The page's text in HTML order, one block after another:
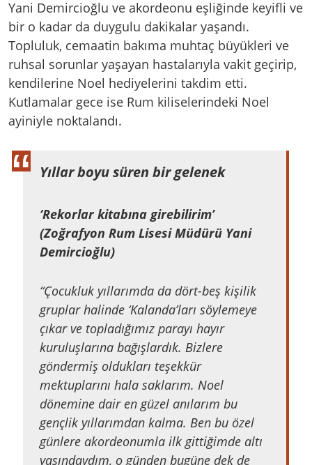
Yani Demircioğlu ve akordeonu eşliğinde keyifli ve
bir o kadar da duygulu dakikalar yaşandı.
Topluluk, cemaatin bakıma muhtaç büyükleri ve
ruhsal sorunlar yaşayan hastalarıyla vakit geçirip,
kendilerine Noel hediyelerini takdim etti.
Kutlamalar gece ise Rum kiliselerindeki Noel
ayiniyle noktalandı.
Yıllar boyu süren bir gelenek
‘Rekorlar kitabına girebilirim’
(Zoğrafyon Rum Lisesi Müdürü Yani
Demircioğlu)
“Çocukluk yıllarımda da dört-beş kişilik
gruplar halinde ‘Kalanda’ları söylemeye
çıkar ve topladığımız parayı hayır
kuruluşlarına bağışlardık. Bizlere
göndermiş oldukları teşekkür
mektuplarını hala saklarım. Noel
dönemine dair en güzel anılarım bu
gençlik yıllarımdan kalma. Ben bu özel
günlere akordeonumla ilk gittiğimde altı
yaşındaydım, o günden bugüne dek de